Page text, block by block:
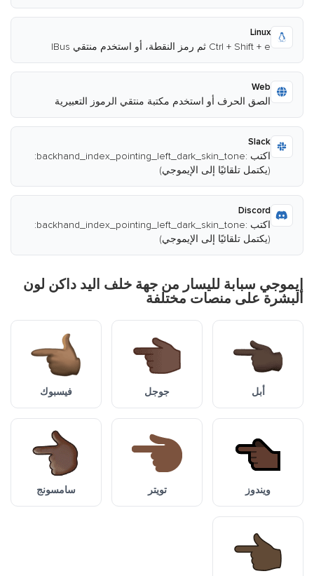
Linux
Ctrl + Shift + e ثم رمز النقطة، أو استخدم منتقي IBus
Web
الصق الحرف أو استخدم مكتبة منتقي الرموز التعبيرية
Slack
اكتب :backhand_index_pointing_left_dark_skin_tone:
(يكتمل تلقائيًا إلى الإيموجي)
Discord
اكتب :backhand_index_pointing_left_dark_skin_tone:
(يكتمل تلقائيًا إلى الإيموجي)
إيموجي سبابة لليسار من جهة خلف اليد داكن لون
البشرة على منصات مختلفة
أبل جوجل فيسبوك
ويندوز تويتر سامسونج